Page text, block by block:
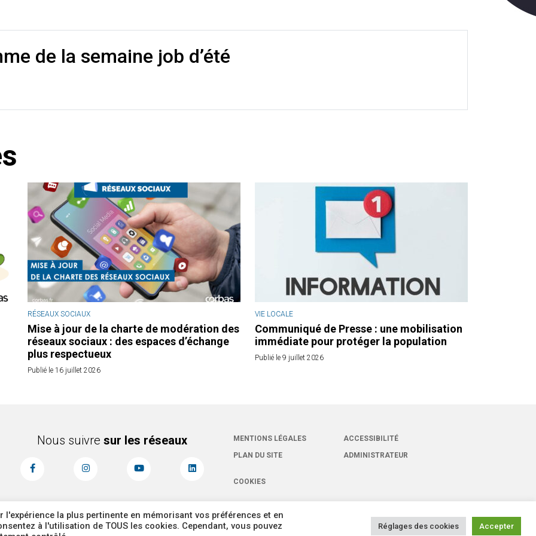
de la semaine job d’été
RÉSEAUX SOCIAUX
Mise à jour de la charte de modération des
réseaux sociaux : des espaces d’échange
plus respectueux
Publié le 16 juillet 2026
VIE LOCALE
Communiqué de Presse : une mobilisation
immédiate pour protéger la population
Publié le 9 juillet 2026
Nous suivresur les réseaux
MENTIONS LÉGALES
PLAN DU SITE
ACCESSIBILITÉ
ADMINISTRATEUR
COOKIES
la plus pertinente en mémorisant vos préférences et en
à l'utilisation de TOUS les cookies. Cependant, vous pouvez
Réglages des cookies Accepter